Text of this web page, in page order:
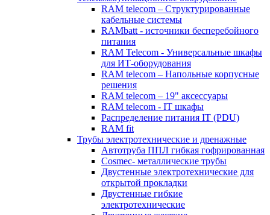
RAM telecom – Структурированные
кабельные системы
RAMbatt - источники бесперебойного
питания
RAM Telecom - Универсальные шкафы
для ИТ-оборудования
RAM telecom – Напольные корпусные
решения
RAM telecom – 19" аксессуары
RAM telecom - IT шкафы
Распределение питания IT (PDU)
RAM fit
Трубы электротехнические и дренажные
Автотруба ППЛ гибкая гофрированная
Cosmec- металлические трубы
Двустенные электротехнические для
открытой прокладки
Двустенные гибкие
электротехнические